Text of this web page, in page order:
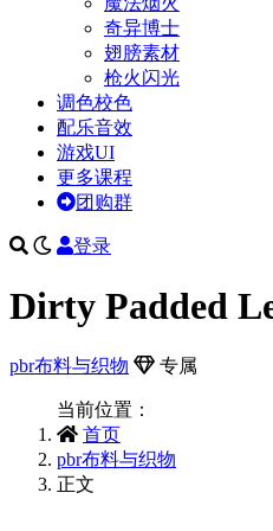
奇异博士
翅膀素材
枪火闪光
调色校色
配乐音效
游戏UI
更多课程
团购群
登录
Dirty Padded
pbr布料与织物 专属
当前位置：
首页
pbr布料与织物
正文